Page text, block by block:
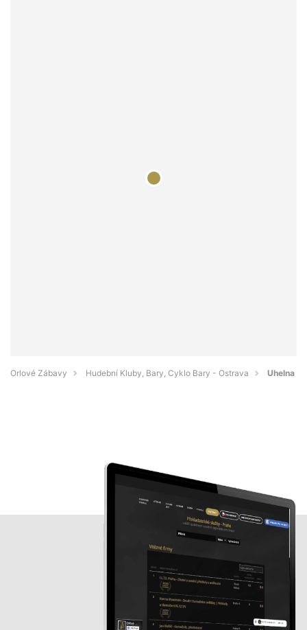
Orlové Zábavy Hudební Kluby, Bary, Cyklo Bary - Ostrava Uhelna